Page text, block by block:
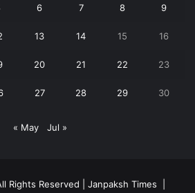
6 7 8 9
13 14 15 16
20 21 22 23
27 28 29 30
« May Jul »
Rights Reserved | Janpaksh Times |